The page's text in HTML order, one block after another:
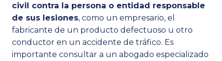
civil contra la persona o entidad responsable
de sus lesiones, como un empresario, el
fabricante de un producto defectuoso u otro
conductor en un accidente de tráfico. Es
importante consultar a un abogado especializado